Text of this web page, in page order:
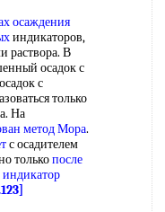
осаждения
индикаторов,
раствора. В
осадок с
с
только
На
метод Мора.
с осадителем
толькопосле
индикатор